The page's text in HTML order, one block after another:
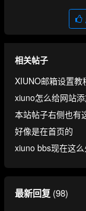
相关帖子
XIUNO邮箱设置教
xiuno怎么给网站
本站帖子右侧也有
好像是在首页的
xiuno bbs现在这么
最新回复(98)